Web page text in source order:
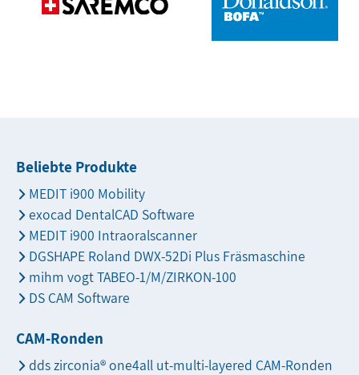
Beliebte Produkte
MEDIT i900 Mobility
exocad DentalCAD Software
MEDIT i900 Intraoralscanner
DGSHAPE Roland DWX-52Di Plus Fräsmaschine
mihm vogt TABEO-1/M/ZIRKON-100
DS CAM Software
CAM-Ronden
dds zirconia® one4all ut-multi-layered CAM-Ronden